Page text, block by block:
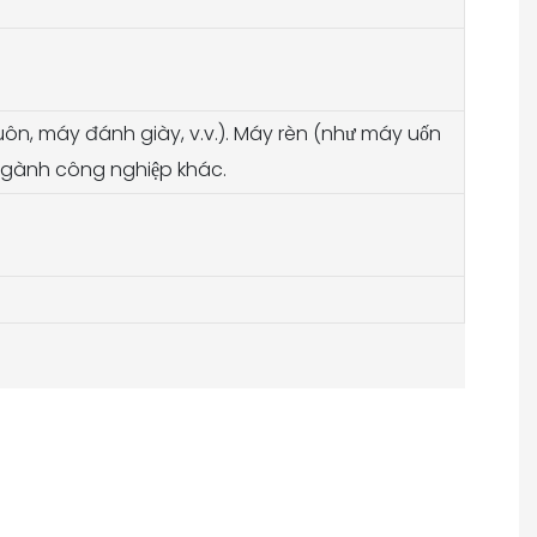
máy đánh giày, v.v.). Máy rèn (như máy uốn
công nghiệp khác.